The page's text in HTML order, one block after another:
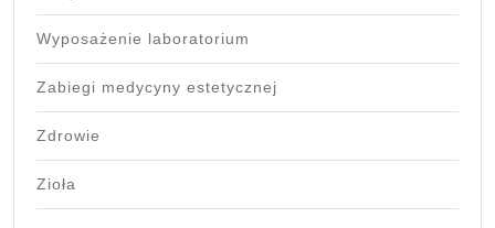
Wyposażenie laboratorium
Zabiegi medycyny estetycznej
Zdrowie
Zioła